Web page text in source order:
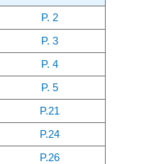
P. 2
P. 3
P. 4
P. 5
P.21
P.24
P.26